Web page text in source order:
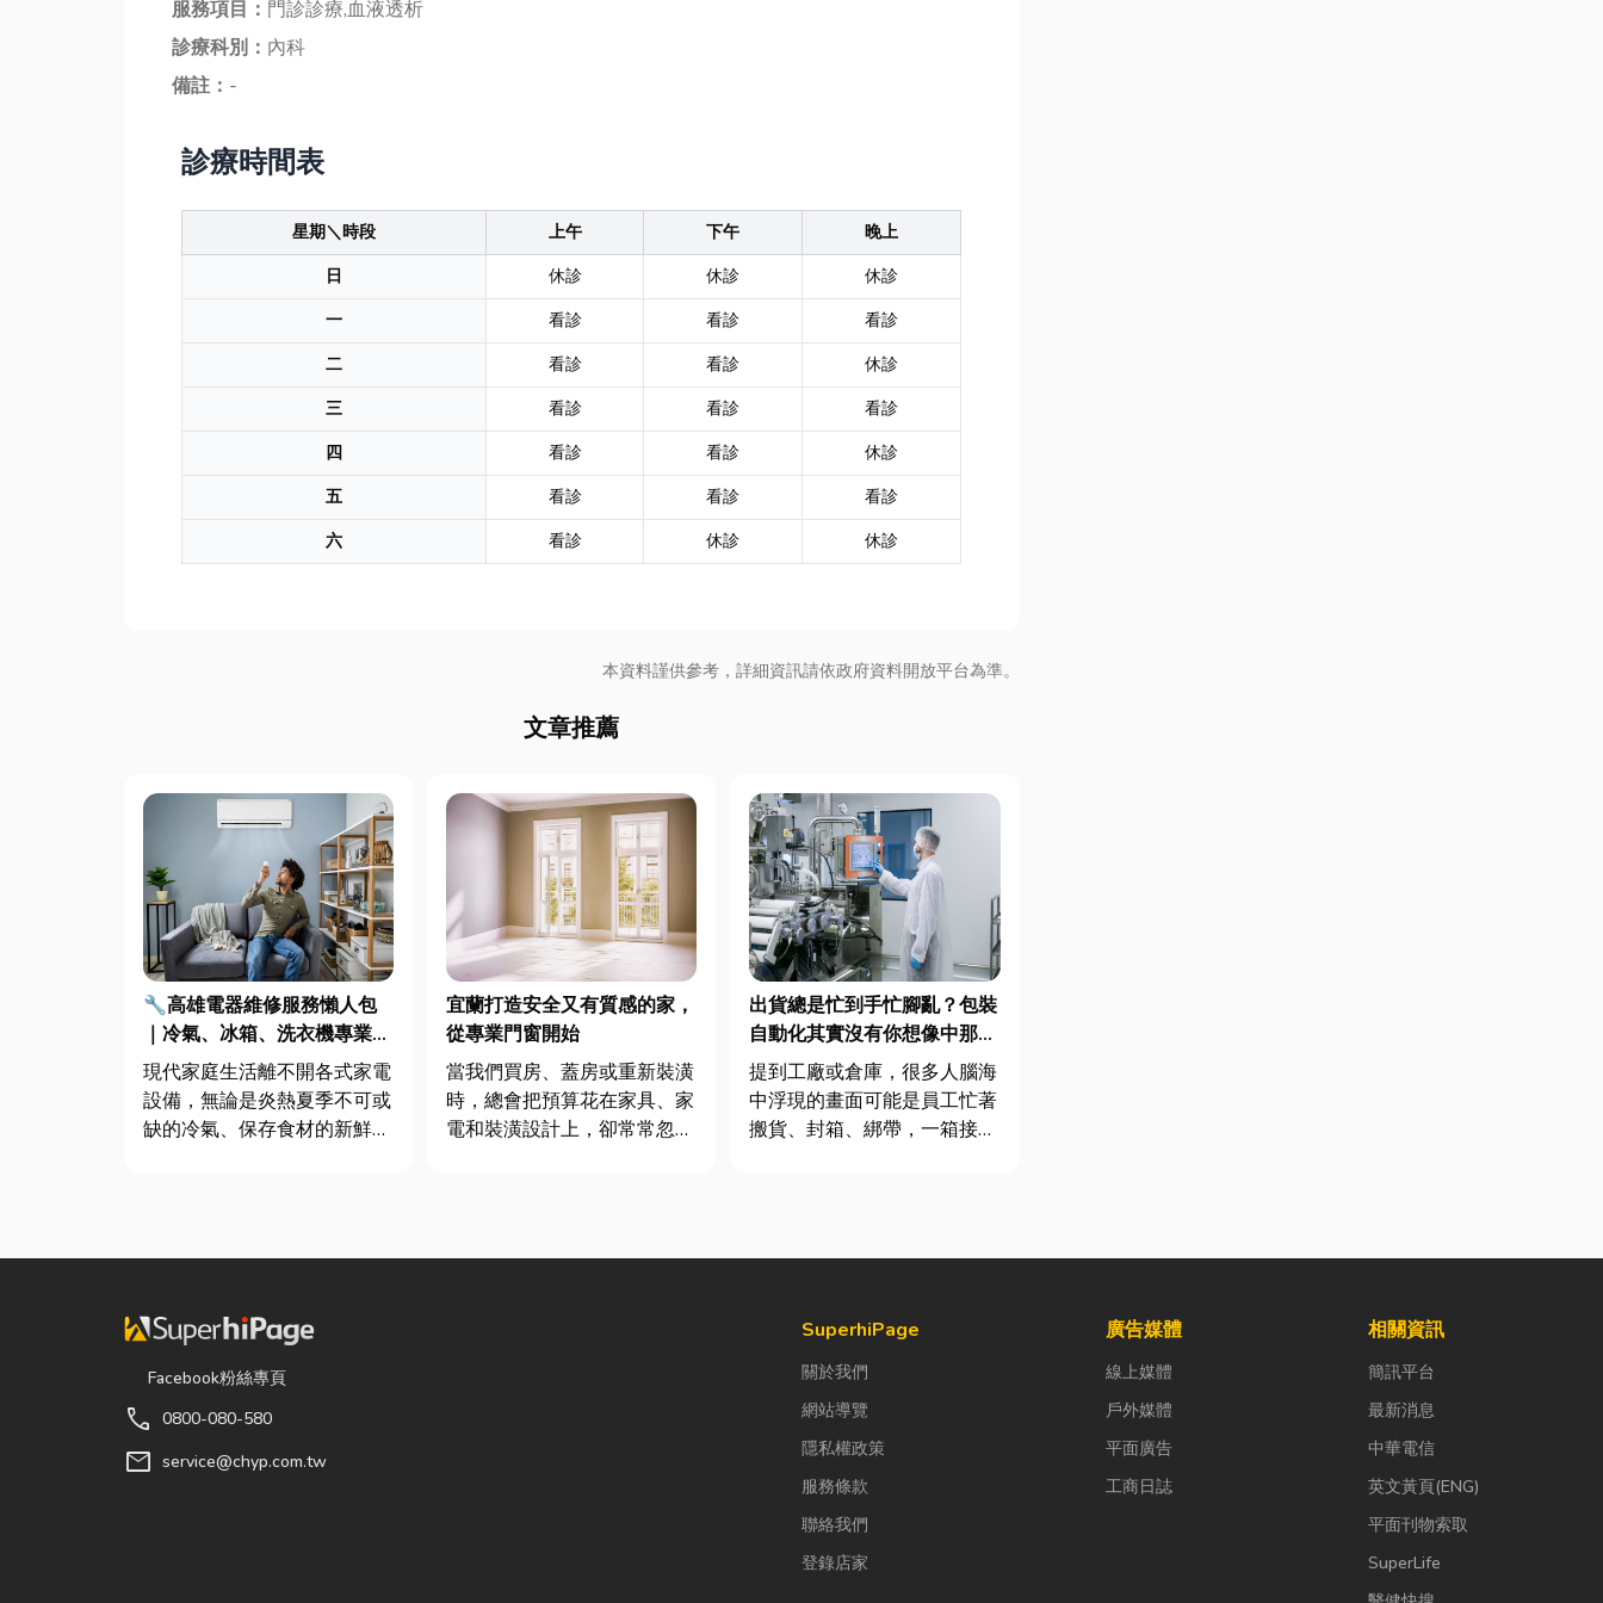
服務項目： 門診診療,血液透析
診療科別： 內科
備註： -
診療時間表
星期＼時段 上午 下午
晚上
日
休診 休診
休診
一
看診 看診
看診
二
看診 看診
休診
三
看診 看診
看診
四
看診 看診
休診
五
看診 看診
看診
六
看診 休診 休診
本資料謹供參考，詳細資訊請依政府資料開放平台為準。
文章推薦
🔧高雄電器維修服務懶人包
｜冷氣、冰箱、洗衣機專業維
修
現代家庭生活離不開各式家電
設備，無論是炎熱夏季不可或
缺的冷氣、保存食材的新鮮冰
降...
宜蘭打造安全又有質感的家，
從專業門窗開始
當我們買房、蓋房或重新裝潢
時，總會把預算花在家具、家
電和裝潢設計上，卻常常忽略
出貨總是忙到手忙腳亂？包裝
自動化其實沒有你想像中那麼
遙遠！
提到工廠或倉庫，很多人腦海
中浮現的畫面可能是員工忙著
搬貨、封箱、綁帶，一箱接著
Facebook粉絲專頁
call 0800-080-580
mail service@chyp.com.tw
SuperhiPage
關於我們
網站導覽
隱私權政策
服務條款
聯絡我們
登錄店家
廣告媒體
線上媒體
戶外媒體
平面廣告
工商日誌
相關資訊
簡訊平台
最新消息
中華電信
英文黃頁(ENG)
平面刊物索取
SuperLife